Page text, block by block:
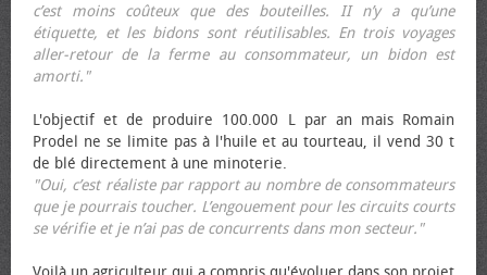
c’est moins coûteux que des bouteilles. II n’y a qu’une
étiquette, et les bidons sont réutilisables. En trois voyages
aller-retour de la ferme au consommateur, un bidon est
amorti."
L'objectif et de produire 100.000 L par an mais Romain
Prodel ne se limite pas à l'huile et au tourteau, il vend 30 t
de blé directement à une minoterie.
"Oui, c’est réaliste par rapport au nombre de consommateurs
que je pourrais toucher. L’engouement pour les circuits courts
se vérifie et je n’ai pas de concurrents dans mon secteur."